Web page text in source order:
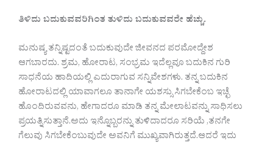
ತಿಳಿದು ಬದುಕುವವರಿಗಿಂತ ತುಳಿದು ಬದುಕುವವರೇ ಹೆಚ್ಚು.
ಮನುಷ್ಯ ತನ್ನಿಷ್ಟದಂತೆ ಬದುಕುವುದೇ ಜೀವನದ ಪರಮೋದ್ದೇಶ
ಆಗಬಾರದು. ಶ್ರಮ, ಹೋರಾಟ, ಸಂಭ್ರಮ ಇದೆಲ್ಲವೂ ಬದುಕಿನ ಗುರಿ
ಸಾಧನೆಯ ಹಾದಿಯಲ್ಲಿ ಎದುರಾಗುವ ‌ಸನ್ನಿವೇಶಗಳು. ತನ್ನ ಬದುಕಿನ
ಹೋರಾಟದಲ್ಲಿ ಯಾವಾಗಲೂ ತಾನಾಗೇ ಯಶಸ್ಸು ಸಿಗಬೇಕೆಂಬ ಇಚ್ಛೆ
ಹೊಂದಿರುವವನು, ಹೇಗಾದರೂ ಮಾಡಿ ತನ್ನ ಮೇಲಾಟವನ್ನು ಸಾಧಿಸಲು
ಪ್ರಯತ್ನಿಸುತ್ತಾನೆ.ಅದು ಇನ್ನೊಬ್ಬರನ್ನು ತುಳಿದಾದರೂ ಸರಿಯೆ ,ತನಗೇ
ಗೆಲುವು ‌ಸಿಗಬೇಕೆಂಬುವುದೇ ಅವನಿಗೆ ಮುಖ್ಯವಾಗಿರುತ್ತದೆ.ಆದರೆ ಇದು